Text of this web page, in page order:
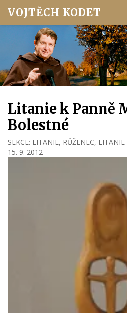
VOJTĚCH KODET
Litanie k Panně
Bolestné
SEKCE: LITANIE, RŮŽENEC,
15. 9. 2012